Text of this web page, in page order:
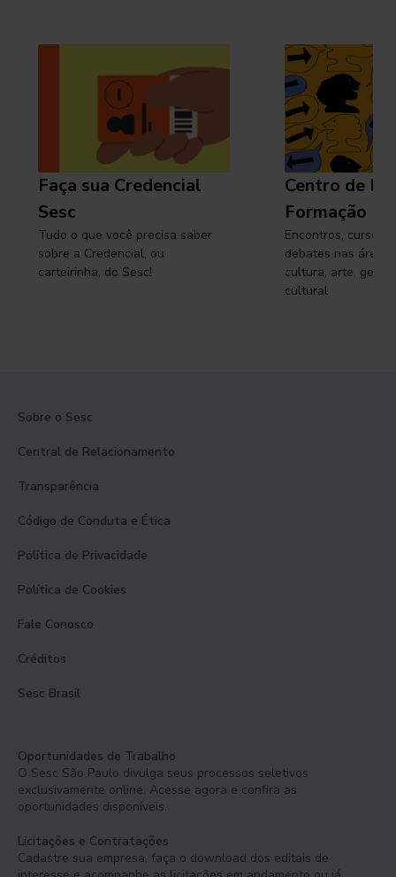
Faça sua Credencial
Sesc
Tudo o que você precisa saber
sobre a Credencial, ou
carteirinha, do Sesc!
Centro de
Formação
Encontros, cursos,
debates nas áreas
cultura, arte,
cultural
Sobre o Sesc
Central de Relacionamento
Transparência
Código de Conduta e Ética
Política de Privacidade
Política de Cookies
Fale Conosco
Créditos
Sesc Brasil
Oportunidades de Trabalho
O Sesc São Paulo divulga seus processos seletivos
exclusivamente online. Acesse agora e confira as
oportunidades disponíveis.
Licitações e Contratações
Cadastre sua empresa, faça o download dos editais de